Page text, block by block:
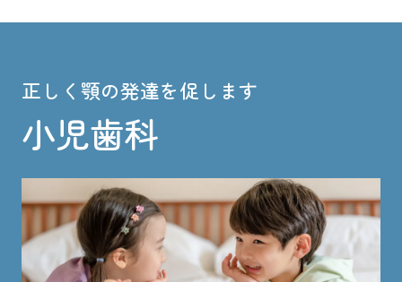
正しく顎の発達を促します
小児歯科